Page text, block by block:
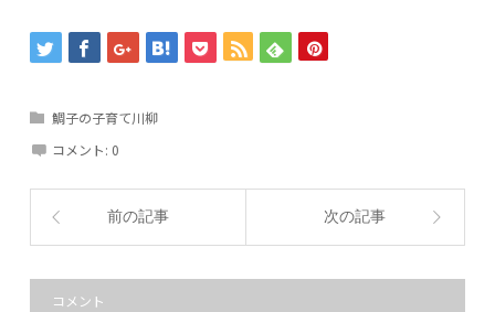
鯛子の子育て川柳
コメント: 0
前の記事 次の記事
コメント